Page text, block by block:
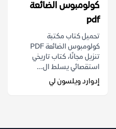
كولومبوس الضائعة
pdf
تحميل كتاب مكتبة
كولومبوس الضائعة PDF
تنزيل مجانًا، كتاب تاريخي
استقصائي يسلط ال...
إدوارد ويلسون لي